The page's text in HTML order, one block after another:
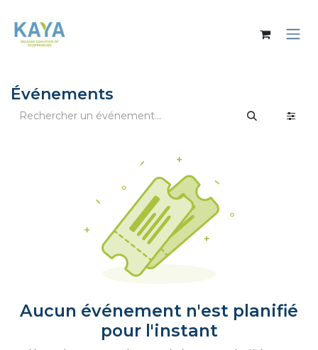
Événements
Aucun événement n'est planifié
pour l'instant